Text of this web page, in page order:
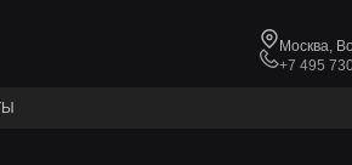
Москва,
+7 495